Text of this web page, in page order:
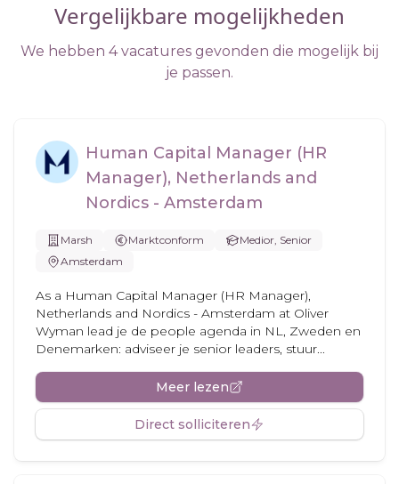
Vergelijkbare mogelijkheden
We hebben 4 vacatures gevonden die mogelijk bij
je passen.
Human Capital Manager (HR
Manager), Netherlands and
Nordics - Amsterdam
Marsh Marktconform
Medior, Senior
Amsterdam
As a Human Capital Manager (HR Manager),
Netherlands and Nordics - Amsterdam at Oliver
Wyman lead je de people agenda in NL, Zweden en
Denemarken: adviseer je senior leaders, stuur...
Meer lezen
Direct solliciteren